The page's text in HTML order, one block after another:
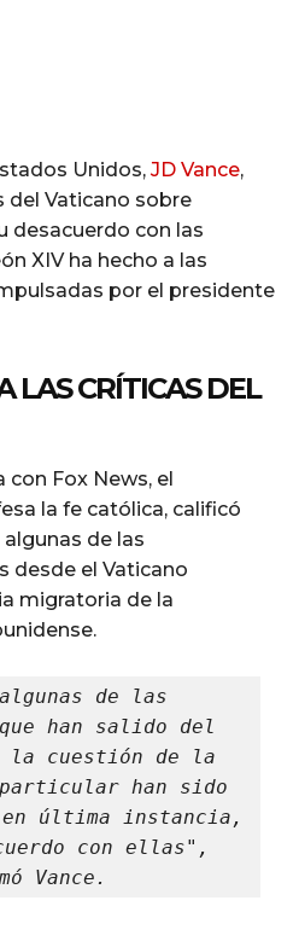
Unidos, JD Vance,
del Vaticano sobre
desacuerdo con las
XIV ha hecho a las
por el presidente
LAS CRÍTICAS DEL
con Fox News, el
la fe católica, calificó
de las
desde el Vaticano
migratoria de la
de las
han salido del
la cuestión de la
han sido
en última instancia,
con ellas",
Vance.